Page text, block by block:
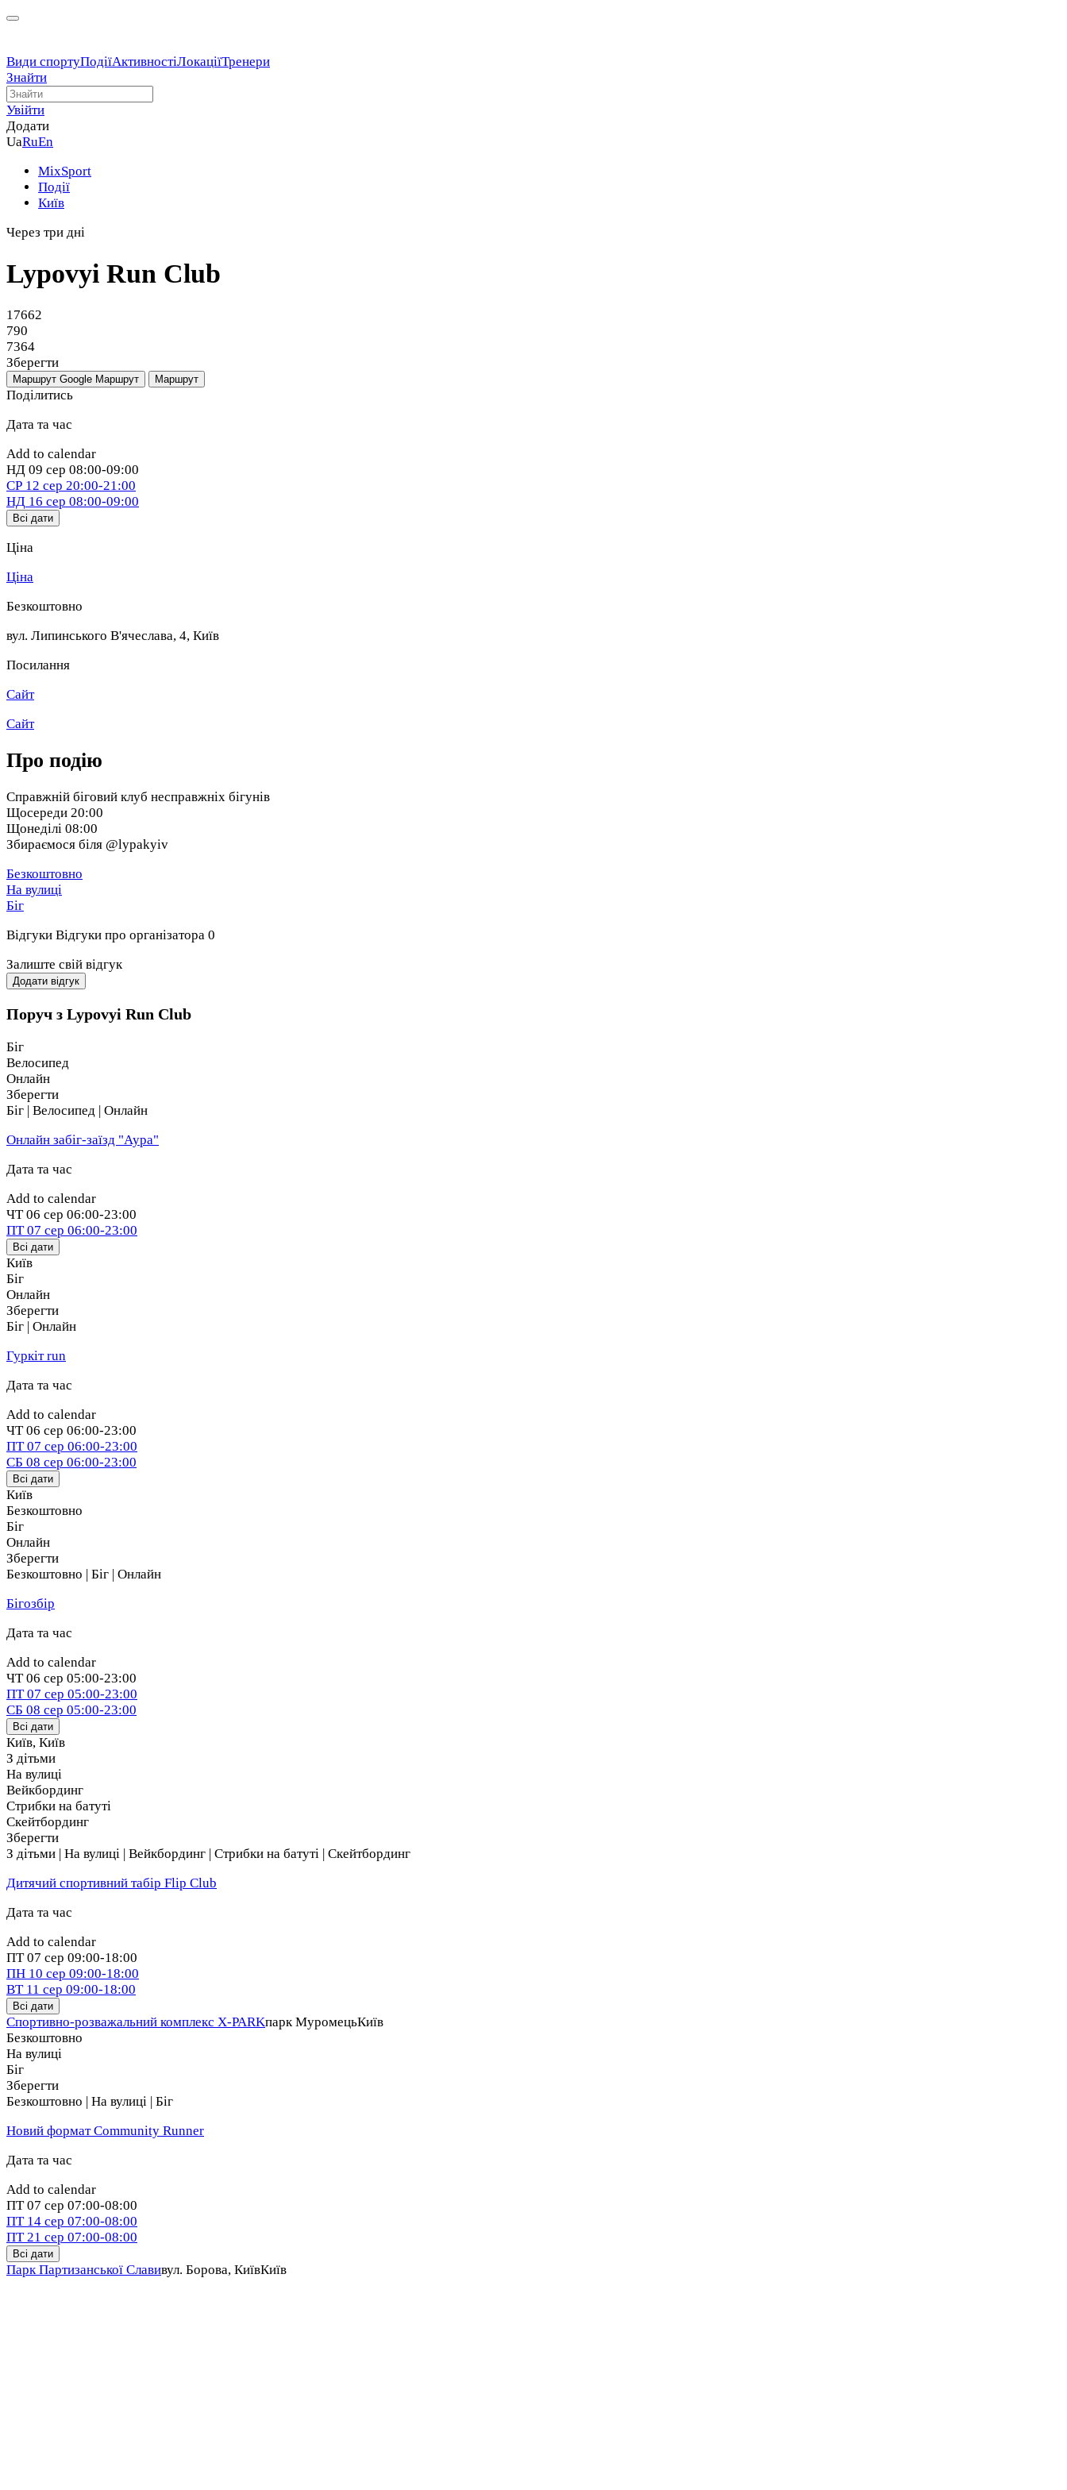
Види спортуПодіїАктивностіЛокаціїТренери
Знайти
Увійти
Додати
UaRuEn
MixSport
Події
Київ
Через три дні
Lypovyi Run Club
17662
790
7364
Зберегти
Маршрут Google Маршрут Маршрут
Поділитись
Дата та час
Add to calendar
НД 09 сер 08:00-09:00
СР 12 сер 20:00-21:00
НД 16 сер 08:00-09:00
Всі дати
Ціна
Ціна
Безкоштовно
вул. Липинського В'ячеслава, 4, Київ
Посилання
Сайт
Сайт
Про подію
Справжній біговий клуб несправжніх бігунів
Щосереди 20:00
Щонеділі 08:00
Збираємося біля @lypakyiv
Безкоштовно
На вулиці
Біг
Відгуки Відгуки про організатора 0
Залиште свій відгук
Додати відгук
Поруч з Lypovyi Run Club
Біг
Велосипед
Онлайн
Зберегти
Біг | Велосипед | Онлайн
Онлайн забіг-заїзд "Аура"
Дата та час
Add to calendar
ЧТ 06 сер 06:00-23:00
ПТ 07 сер 06:00-23:00
Всі дати
Київ
Біг
Онлайн
Зберегти
Біг | Онлайн
Гуркіт run
Дата та час
Add to calendar
ЧТ 06 сер 06:00-23:00
ПТ 07 сер 06:00-23:00
СБ 08 сер 06:00-23:00
Всі дати
Київ
Безкоштовно
Біг
Онлайн
Зберегти
Безкоштовно | Біг | Онлайн
Бігозбір
Дата та час
Add to calendar
ЧТ 06 сер 05:00-23:00
ПТ 07 сер 05:00-23:00
СБ 08 сер 05:00-23:00
Всі дати
Київ, Київ
З дітьми
На вулиці
Вейкбординг
Стрибки на батуті
Скейтбординг
Зберегти
З дітьми | На вулиці | Вейкбординг | Стрибки на батуті | Скейтбординг
Дитячий спортивний табір Flip Club
Дата та час
Add to calendar
ПТ 07 сер 09:00-18:00
ПН 10 сер 09:00-18:00
ВТ 11 сер 09:00-18:00
Всі дати
Спортивно-розважальний комплекс X-PARKпарк МуромецьКиїв
Безкоштовно
На вулиці
Біг
Зберегти
Безкоштовно | На вулиці | Біг
Новий формат Community Runner
Дата та час
Add to calendar
ПТ 07 сер 07:00-08:00
ПТ 14 сер 07:00-08:00
ПТ 21 сер 07:00-08:00
Всі дати
Парк Партизанської Славивул. Борова, КиївКиїв